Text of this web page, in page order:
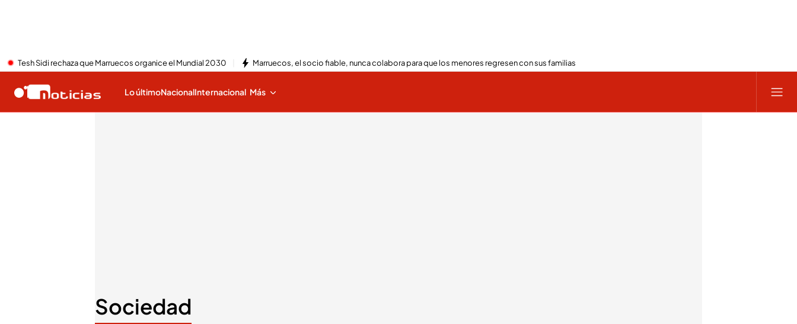
Tesh Sidi rechaza que Marruecos organice el Mundial 2030 Marruecos, el socio fiable, nunca colabora para que los menores regresen con sus familias
Lo últimoNacionalInternacional Más
Sociedad